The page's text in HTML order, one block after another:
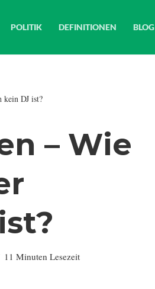
POLITIK DEFINITIONEN BLOG
kein DJ ist?
– Wie
11 Minuten Lesezeit